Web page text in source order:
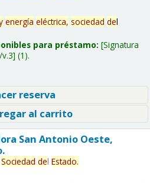
energía eléctrica, sociedad del
para préstamo: Signatura
(1).
reserva
al carrito
San Antonio Oeste,
Sociedad del Estado.